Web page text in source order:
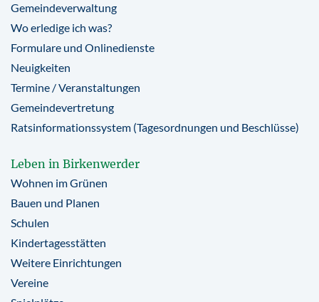
Gemeindeverwaltung
Wo erledige ich was?
Formulare und Onlinedienste
Neuigkeiten
Termine / Veranstaltungen
Gemeindevertretung
Ratsinformationssystem (Tagesordnungen und Beschlüsse)
Leben in Birkenwerder
Wohnen im Grünen
Bauen und Planen
Schulen
Kindertagesstätten
Weitere Einrichtungen
Vereine